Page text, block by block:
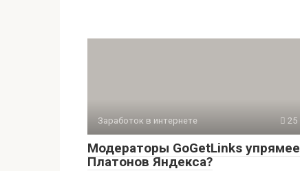
Заработок в интернете 25
Модераторы GoGetLinks упрямее
Платонов Яндекса?